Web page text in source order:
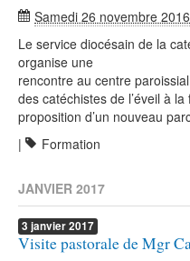
Samedi 26 novembre
Le service diocésain de la
organise une
rencontre au centre
des catéchistes de l’éveil à
proposition d’un nouveau
|
Formation
JANVIER 2017
3 janvier2017
Visite pastorale de Mgr